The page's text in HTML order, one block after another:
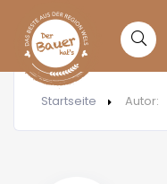
Startseite Autor: